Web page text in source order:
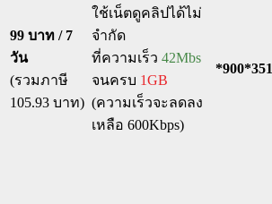
99 บาท / 7
วัน
(รวมภาษี
105.93 บาท)
ใช้เน็ตดูคลิปได้ไม่
จำกัด
ที่ความเร็ว 42Mbs
จนครบ 1GB
(ความเร็วจะลดลง
เหลือ 600Kbps)